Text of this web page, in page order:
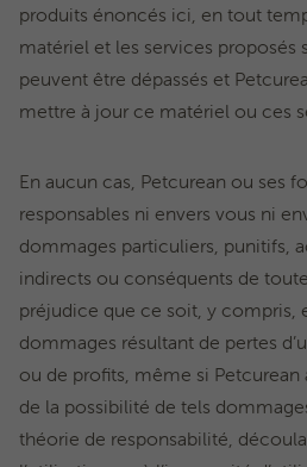
produits énoncés ici, en tout
matériel et les services proposés
peuvent être dépassés et
mettre à jour ce matériel ou ces
En aucun cas, Petcurean ou ses
responsables ni envers vous ni
dommages particuliers, punitifs,
indirects ou conséquents de
préjudice que ce soit, y compris,
dommages résultant de pertes
ou de profits, même si Petcurean
de la possibilité de tels
théorie de responsabilité,